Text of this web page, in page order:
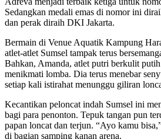
Sedangkan medali emas di nomor ini
dan perak diraih DKI Jakarta.
Bermain di Venue Aquatik Kampung
atlet-atlet Sumsel tampak terus
Bahkan, Amanda, atlet putri berkulit
menikmati lomba. Dia terus menebar
setiap kali istirahat menunggu giliran
Kecantikan peloncat indah Sumsel ini
bagi para penonton. Tepuk tangan pun
papan loncat dan terjun. “Ayo kamu
di bagian samping kanan arena.